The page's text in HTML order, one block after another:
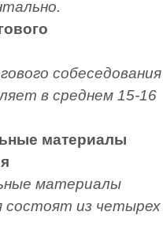
собеседования
в среднем 15-16
материалы
материалы
состоят из четырех